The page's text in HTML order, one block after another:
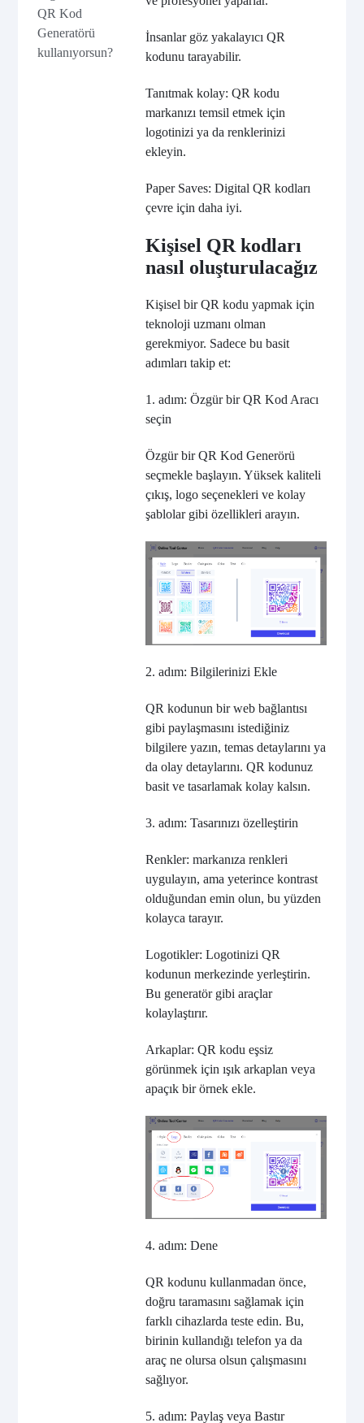
QR Kod
Generatörü
kullanıyorsun?
İnsanlar göz yakalayıcı QR
kodunu tarayabilir.
Tanıtmak kolay: QR kodu
markanızı temsil etmek için
logotinizi ya da renklerinizi
ekleyin.
Paper Saves: Digital QR kodları
çevre için daha iyi.
Kişisel QR kodları
nasıl oluşturulacağız
Kişisel bir QR kodu yapmak için
teknoloji uzmanı olman
gerekmiyor. Sadece bu basit
adımları takip et:
1. adım: Özgür bir QR Kod Aracı
seçin
Özgür bir QR Kod Generörü
seçmekle başlayın. Yüksek kaliteli
çıkış, logo seçenekleri ve kolay
şablolar gibi özellikleri arayın.
2. adım: Bilgilerinizi Ekle
QR kodunun bir web bağlantısı
gibi paylaşmasını istediğiniz
bilgilere yazın, temas detaylarını ya
da olay detaylarını. QR kodunuz
basit ve tasarlamak kolay kalsın.
3. adım: Tasarınızı özelleştirin
Renkler: markanıza renkleri
uygulayın, ama yeterince kontrast
olduğundan emin olun, bu yüzden
kolayca tarayır.
Logotikler: Logotinizi QR
kodunun merkezinde yerleştirin.
Bu generatör gibi araçlar
kolaylaştırır.
Arkaplar: QR kodu eşsiz
görünmek için ışık arkaplan veya
apaçık bir örnek ekle.
4. adım: Dene
QR kodunu kullanmadan önce,
doğru taramasını sağlamak için
farklı cihazlarda teste edin. Bu,
birinin kullandığı telefon ya da
araç ne olursa olsun çalışmasını
sağlıyor.
5. adım: Paylaş veya Bastır